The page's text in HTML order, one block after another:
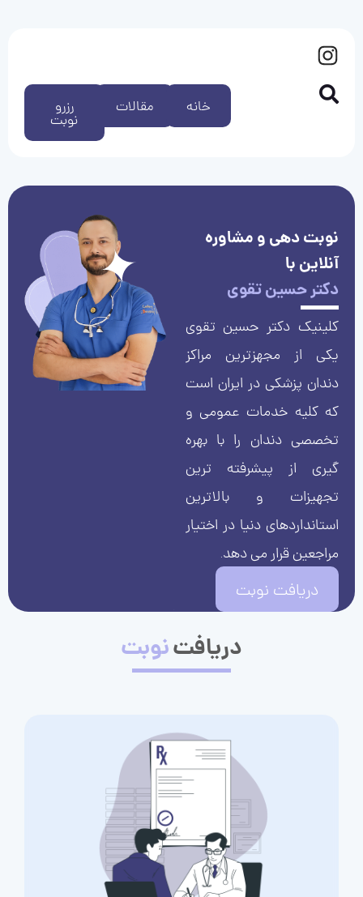
رزرو
نوبت
مقالات خانه
نوبت دهی و مشاوره
آنلاین با
دکتر حسین تقوی
کلینیک دکتر حسین تقوی
یکی از مجهزترین مراکز
دندان پزشکی در ایران است
که کلیه خدمات عمومی و
تخصصی دندان را با بهره
گیری از پیشرفته ترین
تجهیزات و بالاترین
استانداردهای دنیا در اختیار
مراجعین قرار می دهد.
دریافت نوبت
دریافتنوبت